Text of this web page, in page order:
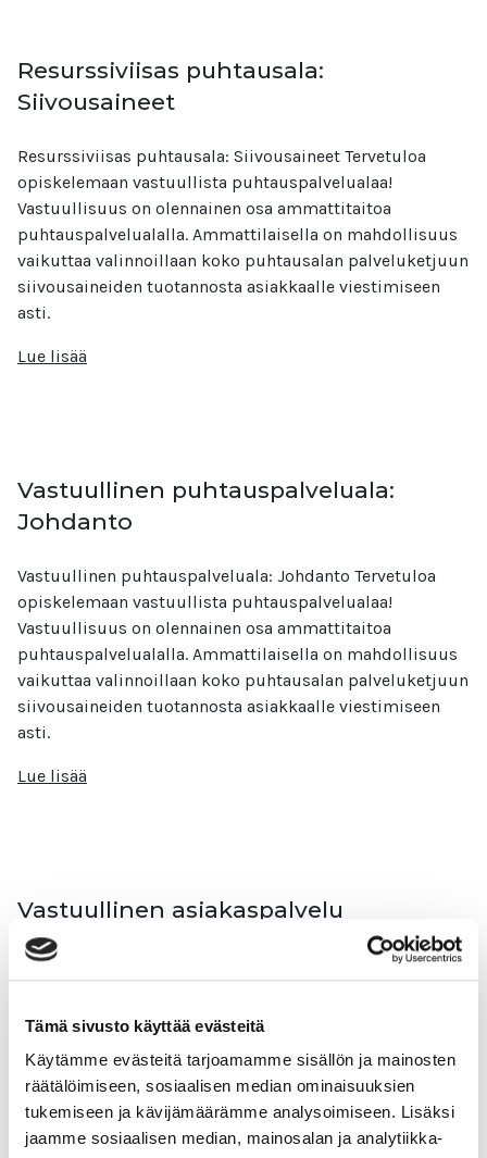
Tämä sivusto käyttää evästeitä
Käytämme evästeitä tarjoamamme sisällön ja mainosten
räätälöimiseen, sosiaalisen median ominaisuuksien
tukemiseen ja kävijämäärämme analysoimiseen. Lisäksi
jaamme sosiaalisen median, mainosalan ja analytiikka-
Resurssiviisas puhtausala:
Siivousaineet
Resurssiviisas puhtausala: Siivousaineet Tervetuloa
opiskelemaan vastuullista puhtauspalvelualaa!
Vastuullisuus on olennainen osa ammattitaitoa
puhtauspalvelualalla. Ammattilaisella on mahdollisuus
vaikuttaa valinnoillaan koko puhtausalan palveluketjuun
siivousaineiden tuotannosta asiakkaalle viestimiseen
asti.
Lue lisää
Vastuullinen puhtauspalveluala:
Johdanto
Vastuullinen puhtauspalveluala: Johdanto Tervetuloa
opiskelemaan vastuullista puhtauspalvelualaa!
Vastuullisuus on olennainen osa ammattitaitoa
puhtauspalvelualalla. Ammattilaisella on mahdollisuus
vaikuttaa valinnoillaan koko puhtausalan palveluketjuun
siivousaineiden tuotannosta asiakkaalle viestimiseen
asti.
Lue lisää
Vastuullinen asiakaspalvelu
puhtauspalvelualalla
Tervetuloa opiskelemaan vastuullista
ammattitaitoa puhtauspalvelualalla. Ammattilaisella on
mahdollisuus vaikuttaa valinnoillaan koko puhtausalan
palveluketjuun siivousaineiden tuotannosta asiakkaalle
viestimiseen asti.